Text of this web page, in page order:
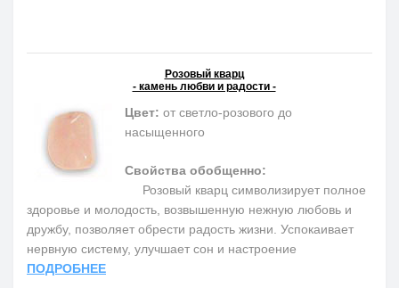
Розовый кварц
- камень любви и радости -
Цвет: от светло-розового до
насыщенного
Свойства обобщенно:
Розовый кварц символизирует полное
здоровье и молодость, возвышенную нежную любовь и
дружбу, позволяет обрести радость жизни. Успокаивает
нервную систему, улучшает сон и настроение
ПОДРОБНЕЕ